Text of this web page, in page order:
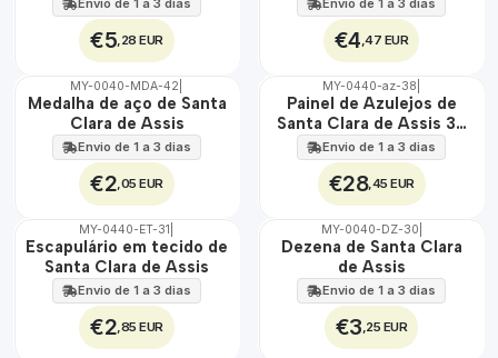
Envio de 1 a 3 dias
€5 ,28 EUR
Envio de 1 a 3 dias
€4 ,47 EUR
🇵🇹
ÁGUA
MY-0040-MDA-42
Medalha de aço de Santa
Clara de Assis
Envio de 1 a 3 dias
€2 ,05 EUR
🇵🇹
100%
EXT.
MY-0440-az-38
Painel de Azulejos de
Santa Clara de Assis 30
cm x 45 cm
Envio de 1 a 3 dias
€28,45 EUR
🇵🇹
100%
ÁGUA
MY-0440-ET-31
Escapulário em tecido de
Santa Clara de Assis
Envio de 1 a 3 dias
€2 ,85 EUR
🇵🇹
MY-0040-DZ-30
Dezena de Santa Clara
de Assis
Envio de 1 a 3 dias
€3 ,25 EUR